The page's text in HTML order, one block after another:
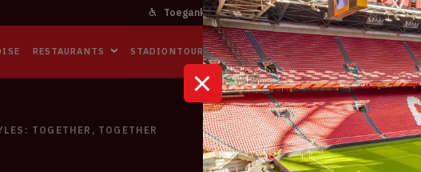
Toegankelijkheid Bereikbaarheid In het
RESTAURANTS STADIONTOURS NAAR DE ARENA BUSINESS
TOGETHER, TOGETHER